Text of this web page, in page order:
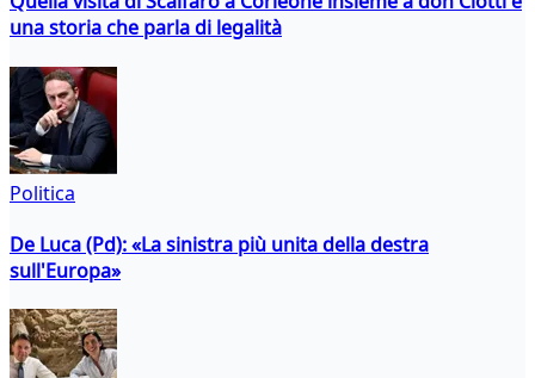
una storia che parla di legalità
Politica
De Luca (Pd): «La sinistra più unita della destra
sull'Europa»